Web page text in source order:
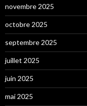
novembre 2025
octobre 2025
septembre 2025
juillet 2025
juin 2025
mai 2025